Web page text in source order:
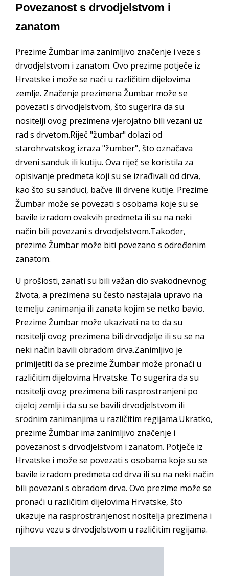
Povezanost s drvodjelstvom i
zanatom
Prezime Žumbar ima zanimljivo značenje i veze s
drvodjelstvom i zanatom. Ovo prezime potječe iz
Hrvatske i može se naći u različitim dijelovima
zemlje. Značenje prezimena Žumbar može se
povezati s drvodjelstvom, što sugerira da su
nositelji ovog prezimena vjerojatno bili vezani uz
rad s drvetom.Riječ "žumbar" dolazi od
starohrvatskog izraza "žumber", što označava
drveni sanduk ili kutiju. Ova riječ se koristila za
opisivanje predmeta koji su se izrađivali od drva,
kao što su sanduci, bačve ili drvene kutije. Prezime
Žumbar može se povezati s osobama koje su se
bavile izradom ovakvih predmeta ili su na neki
način bili povezani s drvodjelstvom.Također,
prezime Žumbar može biti povezano s određenim
zanatom.
U prošlosti, zanati su bili važan dio svakodnevnog
života, a prezimena su često nastajala upravo na
temelju zanimanja ili zanata kojim se netko bavio.
Prezime Žumbar može ukazivati na to da su
nositelji ovog prezimena bili drvodjelje ili su se na
neki način bavili obradom drva.Zanimljivo je
primijetiti da se prezime Žumbar može pronaći u
različitim dijelovima Hrvatske. To sugerira da su
nositelji ovog prezimena bili rasprostranjeni po
cijeloj zemlji i da su se bavili drvodjelstvom ili
srodnim zanimanjima u različitim regijama.Ukratko,
prezime Žumbar ima zanimljivo značenje i
povezanost s drvodjelstvom i zanatom. Potječe iz
Hrvatske i može se povezati s osobama koje su se
bavile izradom predmeta od drva ili su na neki način
bili povezani s obradom drva. Ovo prezime može se
pronaći u različitim dijelovima Hrvatske, što
ukazuje na rasprostranjenost nositelja prezimena i
njihovu vezu s drvodjelstvom u različitim regijama.